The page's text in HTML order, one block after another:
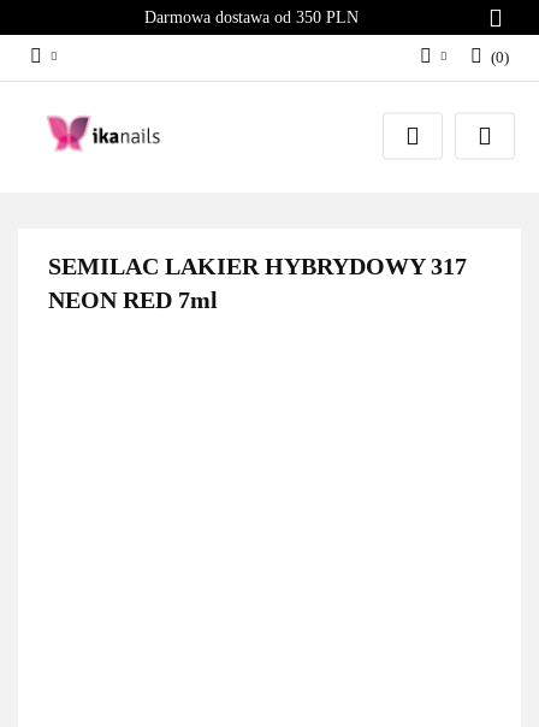
Darmowa dostawa od 350 PLN
Zaloguj się
Załóż konto
(0)
SEMILAC LAKIER HYBRYDOWY 317
NEON RED 7ml